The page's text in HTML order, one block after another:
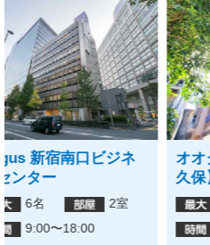
新宿スマート会議室 新
宿駅前店
5名
6:00〜23:00